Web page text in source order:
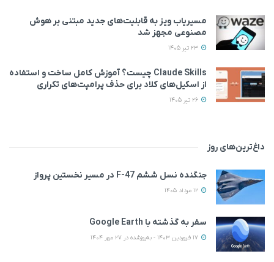
مسیریاب ویز به قابلیت‌های جدید مبتنی بر هوش
مصنوعی مجهز شد
Claude Skills چیست؟ آموزش کامل ساخت و استفاده
از اسکیل‌های کلاد برای حذف پرامپت‌های تکراری
داغ‌ترین‌های روز
جنگنده نسل ششم F-47 در مسیر نخستین پرواز
سفر به گذشته با Google Earth